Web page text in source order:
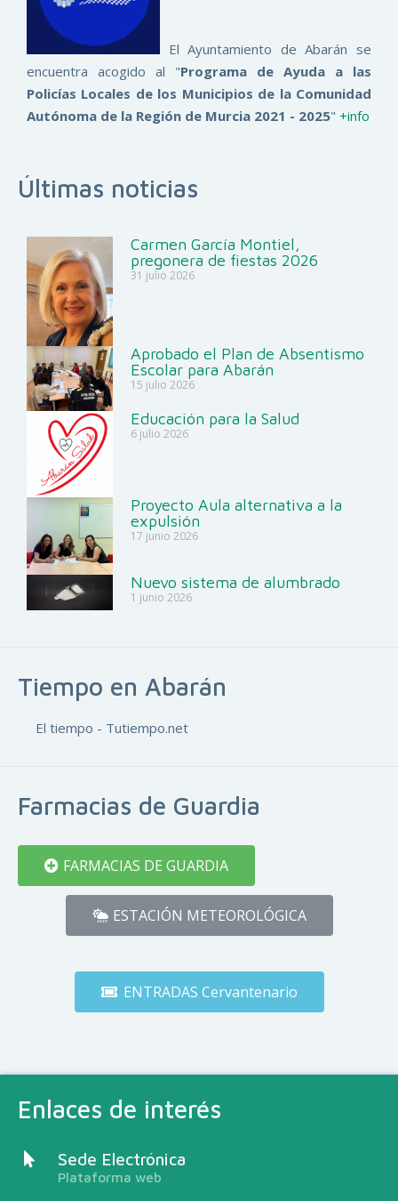
El Ayuntamiento de Abarán se
encuentra acogido al "Programa de Ayuda a las
Policías Locales de los Municipios de la Comunidad
Autónoma de la Región de Murcia 2021 - 2025" +info
Enlaces de interés
Sede Electrónica
Plataforma web
Tiempo en Abarán
El tiempo - Tutiempo.net
Farmacias de Guardia
FARMACIAS DE GUARDIA
ESTACIÓN METEOROLÓGICA
ENTRADAS Cervantenario
Últimas noticias
Carmen García Montiel,
pregonera de fiestas 2026
31 julio 2026
Aprobado el Plan de Absentismo
Escolar para Abarán
15 julio 2026
Educación para la Salud
6 julio 2026
Proyecto Aula alternativa a la
expulsión
17 junio 2026
Nuevo sistema de alumbrado
1 junio 2026